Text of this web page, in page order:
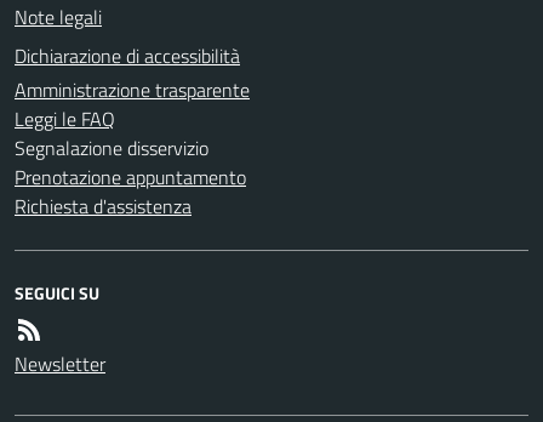
Note legali
Dichiarazione di accessibilità
Amministrazione trasparente
Leggi le FAQ
Segnalazione disservizio
Prenotazione appuntamento
Richiesta d'assistenza
SEGUICI SU
Newsletter